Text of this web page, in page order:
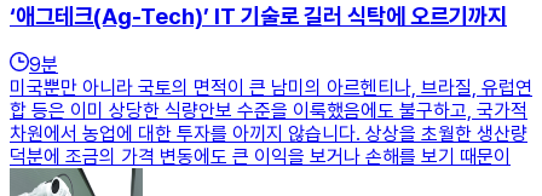
‘애그테크(Ag-Tech)’ IT 기술로 길러 식탁에 오르기까지
9분
미국뿐만 아니라 국토의 면적이 큰 남미의 아르헨티나, 브라질, 유럽연
합 등은 이미 상당한 식량안보 수준을 이룩했음에도 불구하고, 국가적
차원에서 농업에 대한 투자를 아끼지 않습니다. 상상을 초월한 생산량
덕분에 조금의 가격 변동에도 큰 이익을 보거나 손해를 보기 때문이